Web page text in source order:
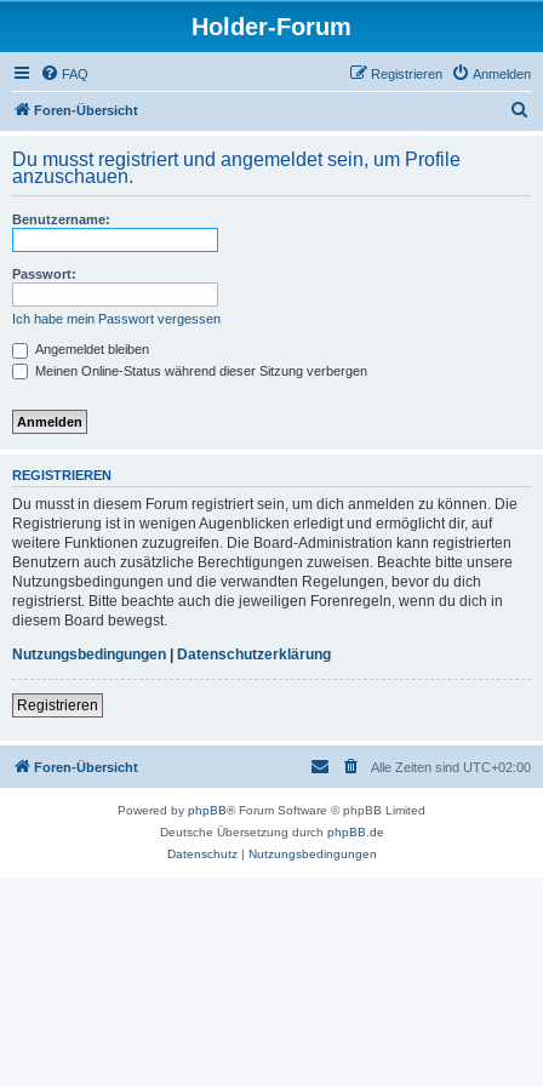
Holder-Forum
FAQ Anmelden
Registrieren
Foren-Übersicht
h
Du musst registriert und angemeldet sein, um Profile
anzuschauen.
Benutzername:
Passwort:
Ich habe mein Passwort vergessen
Angemeldet bleiben
Meinen Online-Status während dieser Sitzung verbergen
REGISTRIEREN
Du musst in diesem Forum registriert sein, um dich anmelden zu können. Die
Registrierung ist in wenigen Augenblicken erledigt und ermöglicht dir, auf
weitere Funktionen zuzugreifen. Die Board-Administration kann registrierten
Benutzern auch zusätzliche Berechtigungen zuweisen. Beachte bitte unsere
Nutzungsbedingungen und die verwandten Regelungen, bevor du dich
registrierst. Bitte beachte auch die jeweiligen Forenregeln, wenn du dich in
diesem Board bewegst.
Nutzungsbedingungen | Datenschutzerklärung
Registrieren
Foren-Übersicht Alle Zeiten sind UTC+02:00
Powered by phpBB® Forum Software © phpBB Limited
Deutsche Übersetzung durch phpBB.de
Datenschutz| Nutzungsbedingungen